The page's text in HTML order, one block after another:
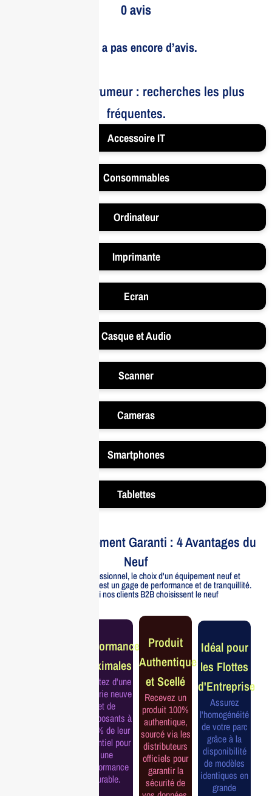
0 avis
Il n’y a pas encore d’avis.
Le bruit et la rumeur : recherches les plus
fréquentes.
Accessoire IT
Consommables
Ordinateur
Imprimante
Ecran
Casque et Audio
Scanner
Cameras
Smartphones
Tablettes
Votre Investissement Garanti : 4 Avantages du
Neuf
Pour un usage professionnel, le choix d'un équipement neuf et
officiellement distribué est un gage de performance et de tranquillité.
Voici pourquoi nos clients B2B choisissent le neuf
Performance
Maximales
Profitez d'une
batterie neuve
et de
composants à
100% de leur
potentiel pour
une
performance
durable.
Produit
Authentique
et Scellé
Recevez un
produit 100%
authentique,
sourcé via les
distributeurs
officiels pour
garantir la
sécurité de
Idéal pour
les Flottes
d'Entreprise
Assurez
l'homogénéité
de votre parc
grâce à la
disponibilité
de modèles
identiques en
grande